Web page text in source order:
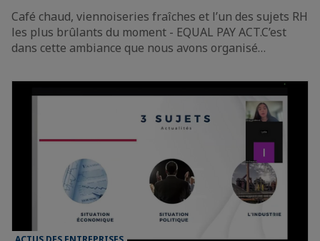
Café chaud, viennoiseries fraîches et l’un des sujets RH
les plus brûlants du moment - EQUAL PAY ACT.C’est
dans cette ambiance que nous avons organisé…